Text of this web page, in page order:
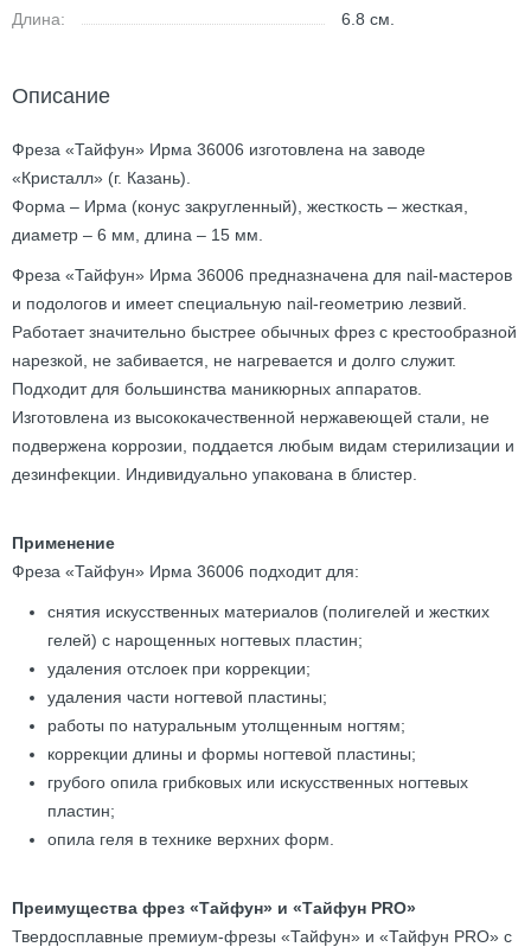
Длина: 6.8см.
Описание
Фреза «Тайфун» Ирма 36006 изготовлена на заводе
«Кристалл» (г. Казань).
Форма – Ирма (конус закругленный), жесткость – жесткая,
диаметр – 6 мм, длина – 15 мм.
Фреза «Тайфун» Ирма 36006 предназначена для nail-мастеров
и подологов и имеет специальную nail-геометрию лезвий.
Работает значительно быстрее обычных фрез с крестообразной
нарезкой, не забивается, не нагревается и долго служит.
Подходит для большинства маникюрных аппаратов.
Изготовлена из высококачественной нержавеющей стали, не
подвержена коррозии, поддается любым видам стерилизации и
дезинфекции. Индивидуально упакована в блистер.
Применение
Фреза «Тайфун» Ирма 36006 подходит для:
снятия искусственных материалов (полигелей и жестких
гелей) с нарощенных ногтевых пластин;
удаления отслоек при коррекции;
удаления части ногтевой пластины;
работы по натуральным утолщенным ногтям;
коррекции длины и формы ногтевой пластины;
грубого опила грибковых или искусственных ногтевых
пластин;
опила геля в технике верхних форм.
Преимущества фрез «Тайфун» и «Тайфун PRO»
Твердосплавные премиум-фрезы «Тайфун» и «Тайфун PRO» с